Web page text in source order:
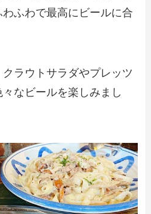
ふわで最高にビールに合
ラウトサラダやプレッツ
なビールを楽しみまし